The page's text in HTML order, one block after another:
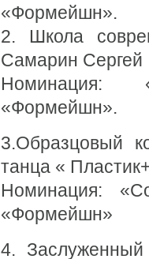
«Формейшн».
2. Школа
Самарин Сергей
Номинация:
«Формейшн».
3.Образцовый
танца «
Номинация:
«Формейшн»
4.